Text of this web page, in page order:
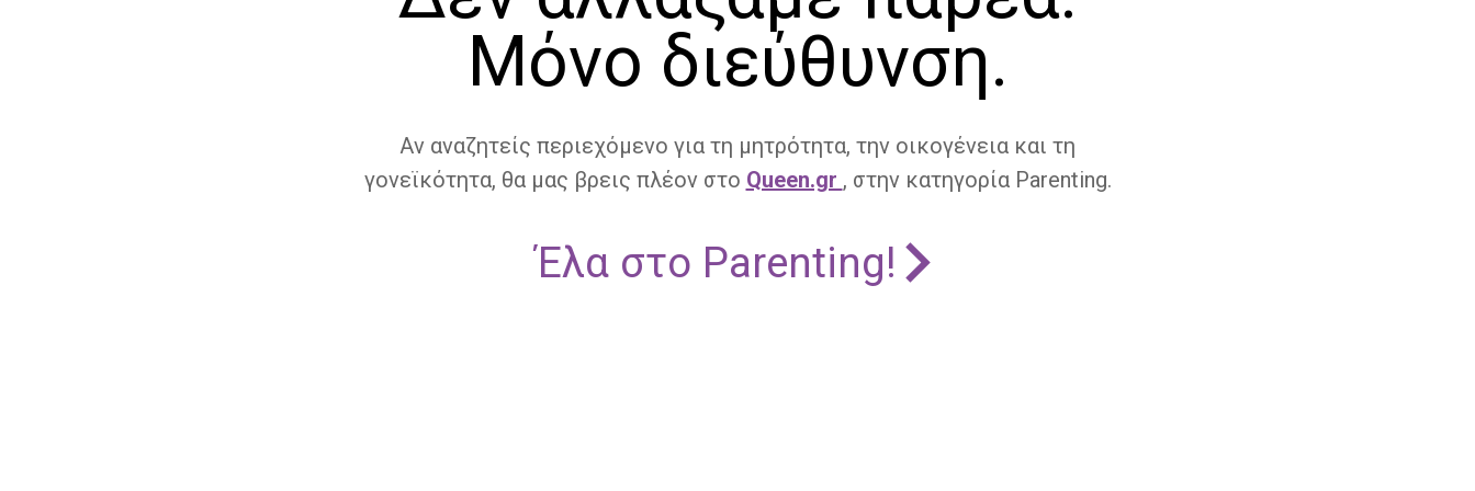
Μόνο διεύθυνση.
Αν αναζητείς περιεχόμενο για τη μητρότητα, την οικογένεια και τη
γονεϊκότητα, θα μας βρεις πλέον στο Queen.gr , στην κατηγορία Parenting.
Έλα στο Parenting!